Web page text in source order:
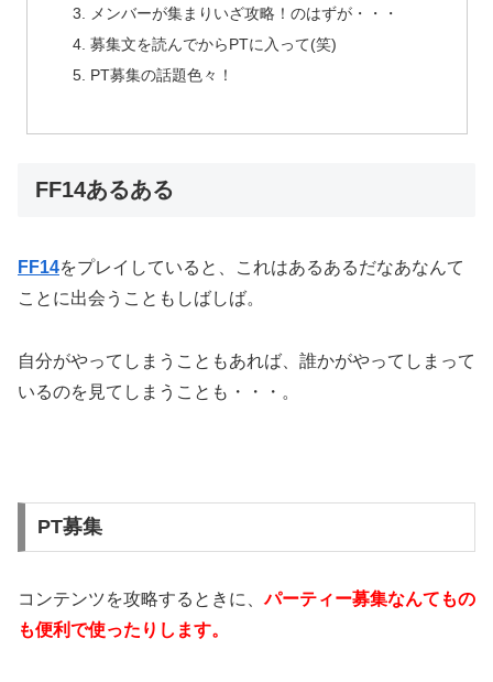
メンバーが集まりいざ攻略！のはずが・・・
募集文を読んでからPTに入って(笑)
PT募集の話題色々！
FF14あるある
FF14をプレイしていると、これはあるあるだなあなんて
ことに出会うこともしばしば。
自分がやってしまうこともあれば、誰かがやってしまって
いるのを見てしまうことも・・・。
PT募集
コンテンツを攻略するときに、パーティー募集なんてもの
も便利で使ったりします。